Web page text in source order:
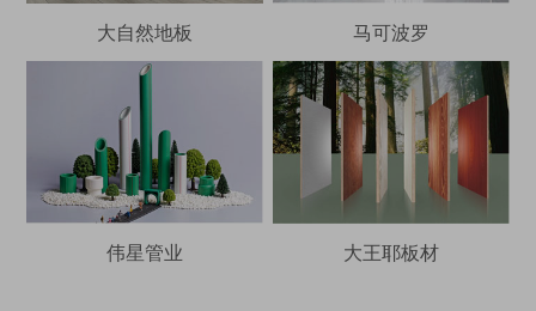
大自然地板 马可波罗
伟星管业 大王耶板材